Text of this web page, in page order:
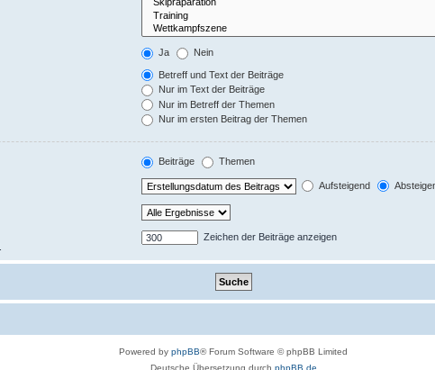
Ja Nein
Betreff und Text der Beiträge
Nur im Text der Beiträge
Nur im Betreff der Themen
Nur im ersten Beitrag der Themen
Beiträge Themen
Aufsteigend
Zeichen der Beiträge anzeigen
Powered by phpBB® Forum Software © phpBB Limited
Deutsche Übersetzung durch phpBB.de